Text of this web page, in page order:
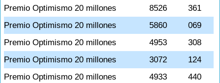
Premio Optimismo 20 millones
8526
361
Premio Optimismo 20 millones
5860
069
Premio Optimismo 20 millones
4953
308
Premio Optimismo 20 millones
3072
124
Premio Optimismo 20 millones
4933
440